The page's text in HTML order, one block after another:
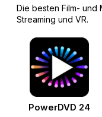
Die besten Film- und
Streaming und VR.
PowerDVD 24